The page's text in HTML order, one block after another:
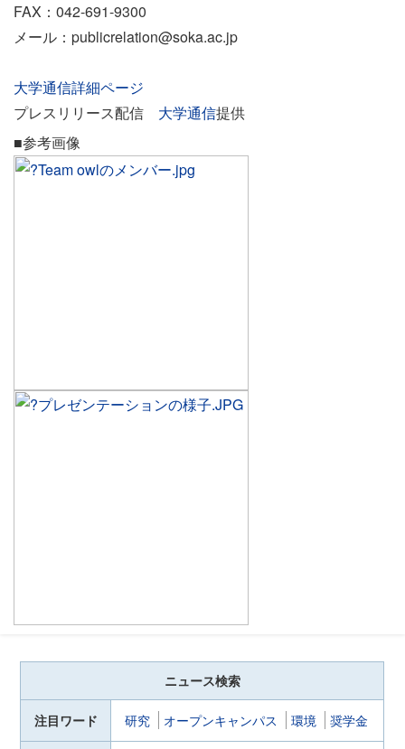
FAX：042-691-9300
メール：publicrelation@soka.ac.jp
大学通信詳細ページ
プレスリリース配信 大学通信提供
■参考画像
ニュース検索
注目ワード 研究 オープンキャンパス 環境 奨学金